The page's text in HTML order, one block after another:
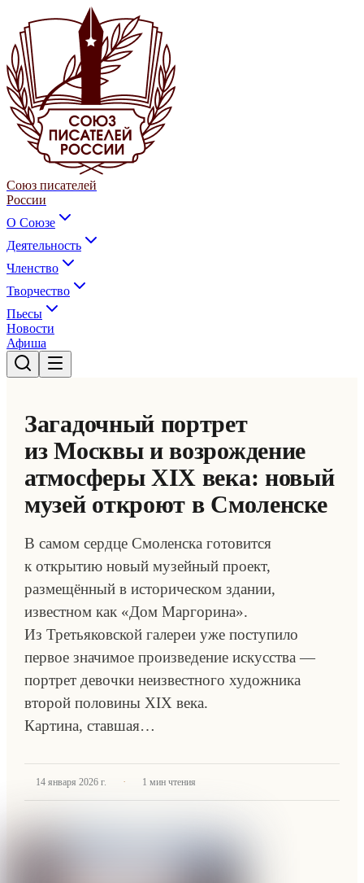
Союз писателей
России
О Союзе
Деятельность
Членство
Творчество
Пьесы
Новости
Афиша
Загадочный портрет
из Москвы и возрождение
атмосферы XIX века: новый
музей откроют в Смоленске
В самом сердце Смоленска готовится
к открытию новый музейный проект,
размещённый в историческом здании,
известном как «Дом Маргорина».
Из Третьяковской галереи уже поступило
первое значимое произведение искусства —
портрет девочки неизвестного художника
второй половины XIX века.
Картина, ставшая…
14 января 2026 г. · 1 мин чтения